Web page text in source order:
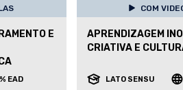
E
EAD
COM
APRENDIZAGEM
CRIATIVA E
LATO SENSU